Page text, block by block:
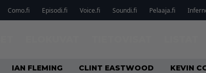
Como.fi Episodi.fi Voice.fi Soundi.fi Pelaaja.fi
IAN FLEMING CLINT EASTWOOD KEVIN